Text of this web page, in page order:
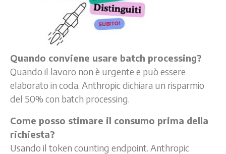
Quando conviene usare batch processing?
Quando il lavoro non è urgente e può essere
elaborato in coda. Anthropic dichiara un risparmio
del 50% con batch processing.
Come posso stimare il consumo prima della
richiesta?
Usando il token counting endpoint. Anthropic